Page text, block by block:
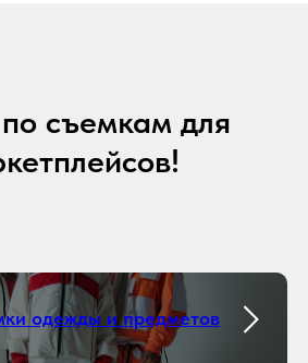
съемкам для
одежды и предметов